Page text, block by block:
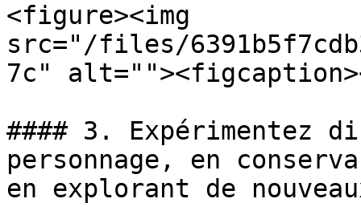
<figure><img
src="/files/
7c"
#### 3. Expérimentez
personnage, en
en explorant de